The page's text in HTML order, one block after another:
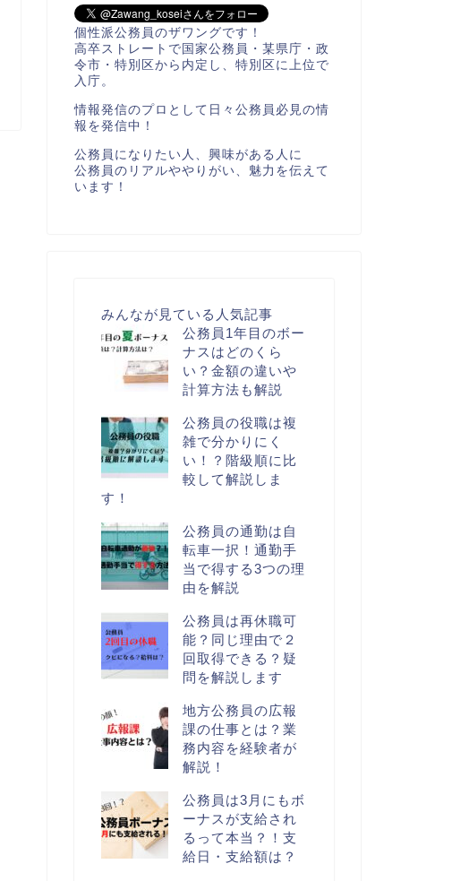
個性派公務員のザワングです！
高卒ストレートで国家公務員・某県庁・政
令市・特別区から内定し、特別区に上位で
入庁。
情報発信のプロとして日々公務員必見の情
報を発信中！
公務員になりたい人、興味がある人に
公務員のリアルややりがい、魅力を伝えて
います！
みんなが見ている人気記事
公務員1年目のボー
ナスはどのくら
い？金額の違いや
計算方法も解説
公務員の役職は複
雑で分かりにく
い！？階級順に比
較して解説しま
す！
公務員の通勤は自
転車一択！通勤手
当で得する3つの理
由を解説
公務員は再休職可
能？同じ理由で２
回取得できる？疑
問を解説します
地方公務員の広報
課の仕事とは？業
務内容を経験者が
解説！
公務員は3月にもボ
ーナスが支給され
るって本当？！支
給日・支給額は？